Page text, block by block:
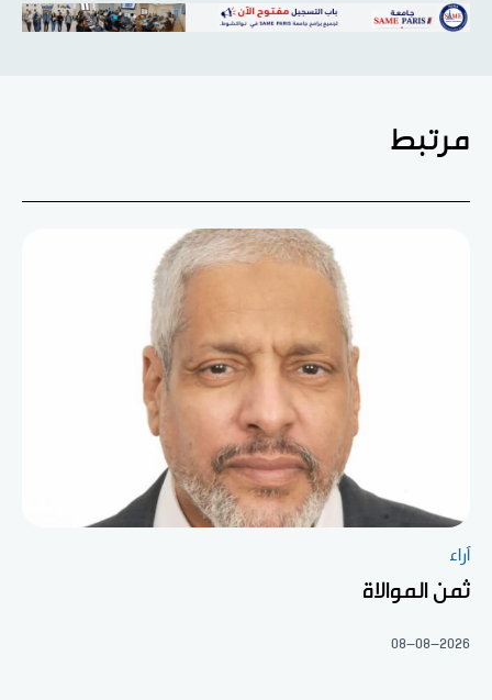
مرتبط
آراء
ثمن الموالاة
08-08-2026